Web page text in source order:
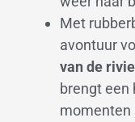
Met
avontuur
van de
brengt een
momenten